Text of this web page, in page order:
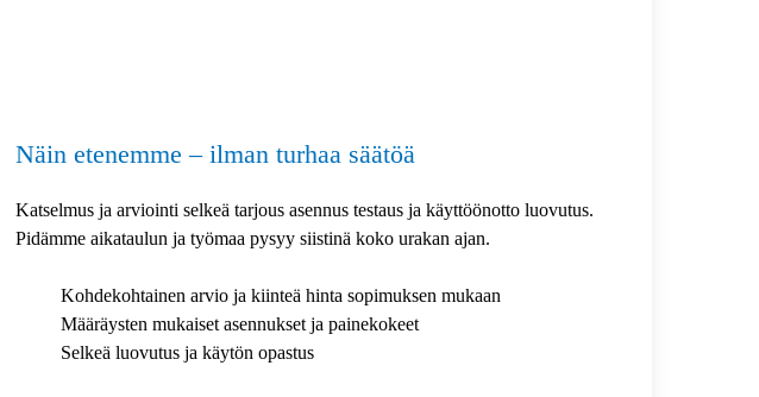
Näin etenemme – ilman turhaa säätöä
Katselmus ja arviointi selkeä tarjous asennus testaus ja käyttöönotto luovutus.
Pidämme aikataulun ja työmaa pysyy siistinä koko urakan ajan.
Kohdekohtainen arvio ja kiinteä hinta sopimuksen mukaan
Määräysten mukaiset asennukset ja painekokeet
Selkeä luovutus ja käytön opastus